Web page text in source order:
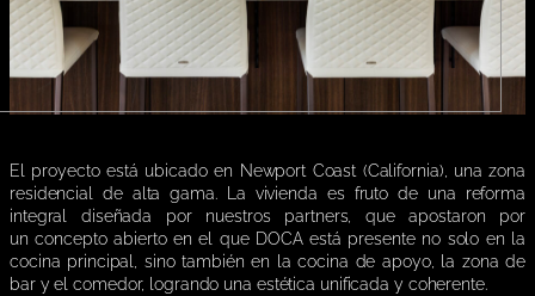
El proyecto está ubicado en Newport Coast (California), una zona
residencial de alta gama. La vivienda es fruto de una reforma
integral diseñada por nuestros partners, que apostaron por
un concepto abierto en el que DOCA está presente no solo en la
cocina principal, sino también en la cocina de apoyo, la zona de
bar y el comedor, logrando una estética unificada y coherente.